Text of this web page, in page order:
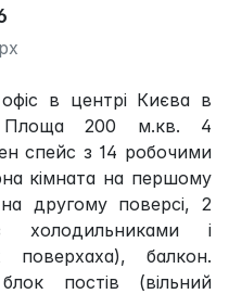
в центрі Києва в
Площа 200 м.кв. 4
спейс з 14 робочими
кімната на першому
другому поверсі, 2
і
балкон.
постів (вільний